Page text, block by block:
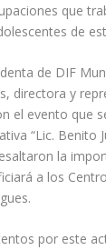
que
de
de DIF
directora y
el evento que
“Lic. Benito
la
a los
por este